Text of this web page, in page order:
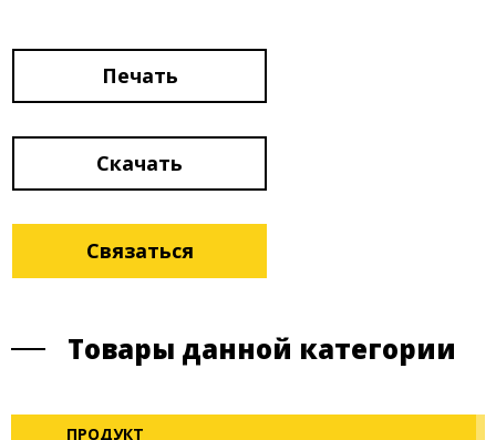
Печать
Скачать
Связаться
Товары данной категории
ПРОДУКТ